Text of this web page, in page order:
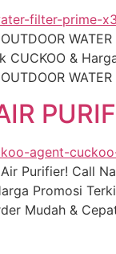
CUCKOO &
Purifier! Call
Promosi
Mudah &